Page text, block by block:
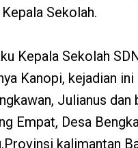
Sekolah.
Kepala Sekolah
Kanopi, kejadian
Julianus
Empat, Desa
kalimantan